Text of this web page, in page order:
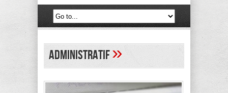
administratif»